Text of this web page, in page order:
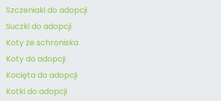
Szczeniaki do adopcji
Suczki do adopcji
Koty ze schroniska
Koty do adopcji
Kocięta do adopcji
Kotki do adopcji